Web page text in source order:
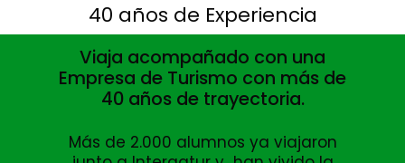
40 años de Experiencia
Viaja acompañado con una
Empresa de Turismo con más de
40 años de trayectoria.
Más de 2.000 alumnos ya viajaron